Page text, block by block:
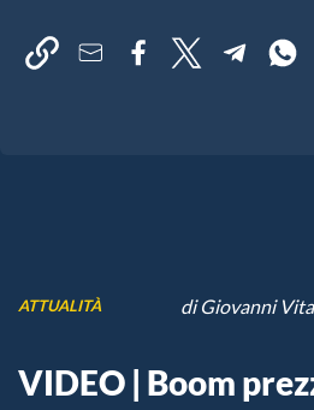
ATTUALITÀ diGiovanni
VIDEO | Boom